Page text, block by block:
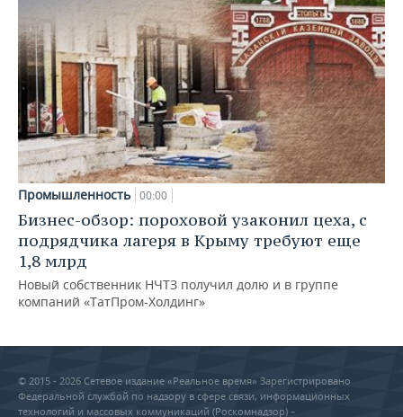
Промышленность 00:00
Бизнес-обзор: пороховой узаконил цеха, с
подрядчика лагеря в Крыму требуют еще
1,8 млрд
Новый собственник НЧТЗ получил долю и в группе
компаний «ТатПром-Холдинг»
© 2015 - 2026 Сетевое издание «Реальное время» Зарегистрировано
Федеральной службой по надзору в сфере связи, информационных
технологий и массовых коммуникаций (Роскомнадзор) –